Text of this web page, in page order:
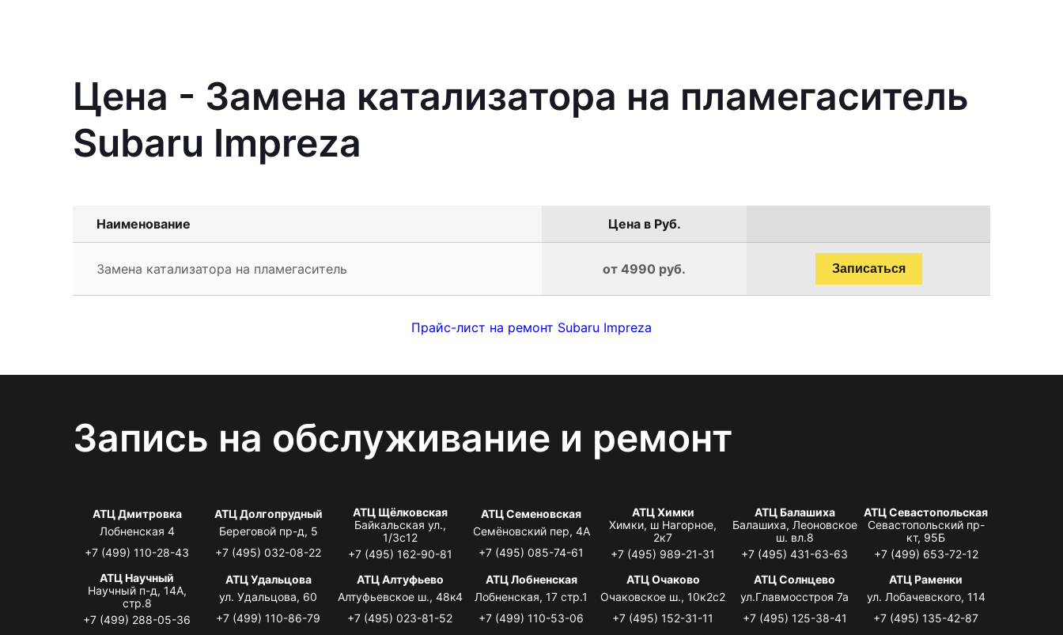
Цена - Замена катализатора на пламегаситель
Subaru Impreza
Наименование Цена в Руб.
Замена катализатора на пламегаситель от 4990 руб. Записаться
Прайс-лист на ремонт Subaru Impreza
Запись на обслуживание и ремонт
АТЦ Дмитровка
Лобненская 4
+7 (499) 110-28-43
АТЦ Долгопрудный
Береговой пр-д, 5
+7 (495) 032-08-22
АТЦ Щёлковская
Байкальская ул.,
1/3с12
+7 (495) 162-90-81
АТЦ Семеновская
Семёновский пер, 4А
+7 (495) 085-74-61
АТЦ Химки
Химки, ш Нагорное,
2к7
+7 (495) 989-21-31
АТЦ Балашиха
Балашиха, Леоновское
ш. вл.8
+7 (495) 431-63-63
АТЦ Севастопольская
Севастопольский пр-
кт, 95Б
+7 (499) 653-72-12
АТЦ Научный
Научный п-д, 14А,
стр.8
+7 (499) 288-05-36
АТЦ Удальцова
ул. Удальцова, 60
+7 (499) 110-86-79
АТЦ Алтуфьево
Алтуфьевское ш., 48к4
+7 (495) 023-81-52
АТЦ Лобненская
Лобненская, 17 стр.1
+7 (499) 110-53-06
АТЦ Очаково
Очаковское ш., 10к2с2
+7 (495) 152-31-11
АТЦ Солнцево
ул.Главмосстроя 7а
+7 (495) 125-38-41
АТЦ Раменки
ул. Лобачевского, 114
+7 (495) 135-42-87